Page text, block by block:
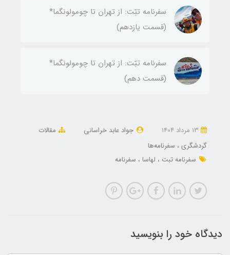
سفرنامه تبّت: از تهران تا چومولونگما*
(قسمت یازدهم)
سفرنامه تبّت: از تهران تا چومولونگما*
(قسمت دهم)
جواد عابد خراسانی
مقالات
گردشگری
سفرنامه‌ها
سفرنامه تبت
لهاسا سفرنامه
دیدگاه خود را بنویسید